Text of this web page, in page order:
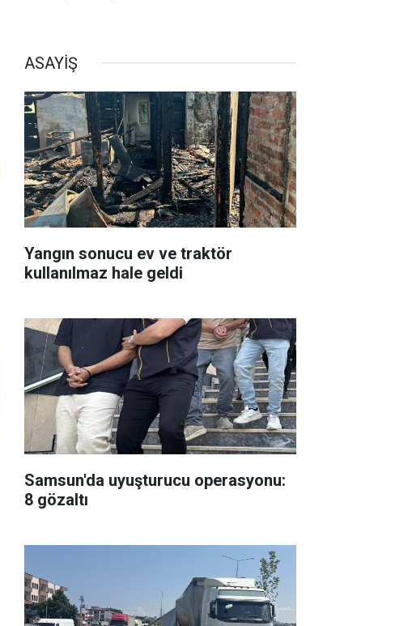
ASAYİŞ
Yangın sonucu ev ve traktör
kullanılmaz hale geldi
Samsun'da uyuşturucu operasyonu:
8 gözaltı